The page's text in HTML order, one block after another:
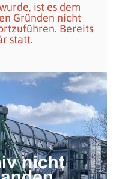
ist es dem
Gründen nicht
Bereits
statt.